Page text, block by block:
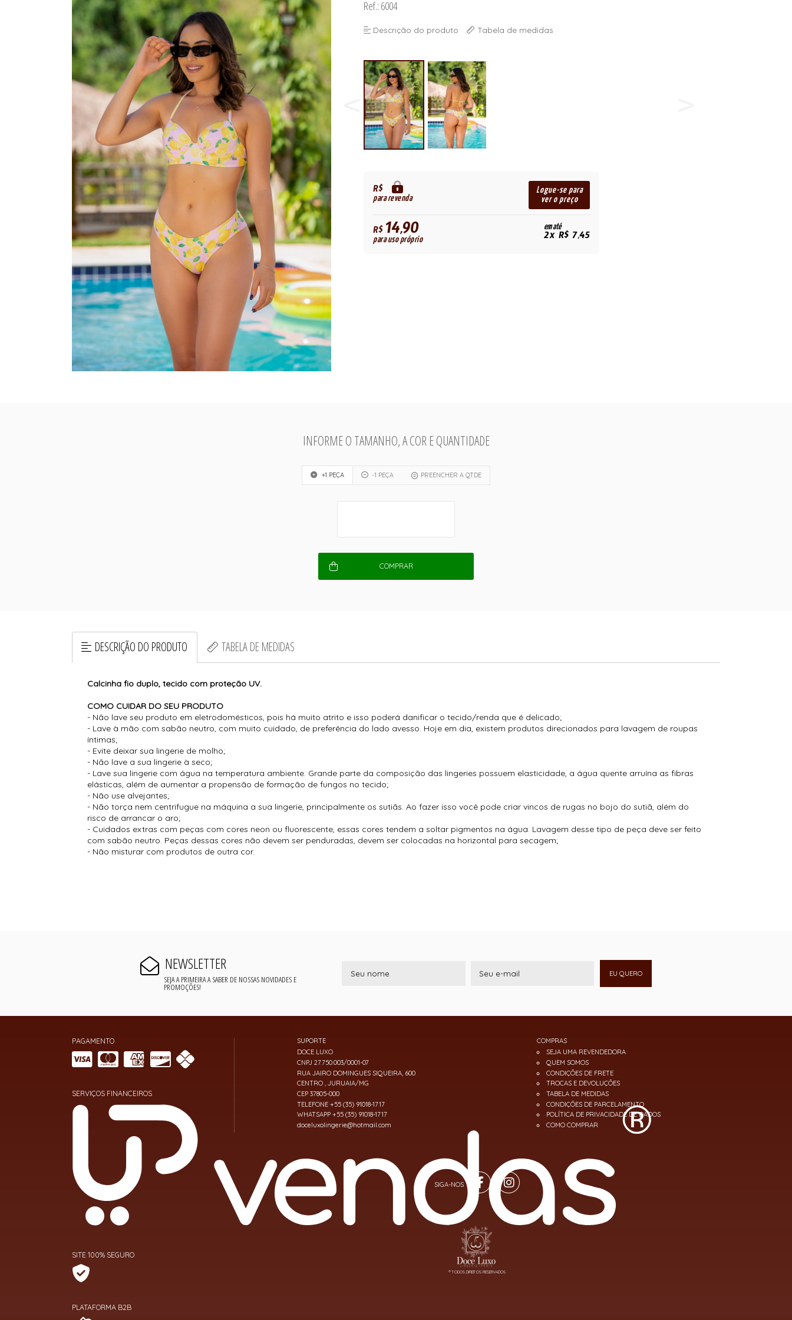
SAÍDA DE PRAIA
SOUTIEN
Ref.: 6004
Descrição do produto Tabela de medidas
R$
para revenda
Logue-se para
ver o preço
R$14,90
para uso próprio
em até
2x R$ 7,45
INFORME O TAMANHO, A COR E QUANTIDADE
+1 PEÇA -1 PEÇA PREENCHER A QTDE
COMPRAR
DESCRIÇÃO DO PRODUTO TABELA DE MEDIDAS
Calcinha fio duplo, tecido com proteção UV.
COMO CUIDAR DO SEU PRODUTO
- Não lave seu produto em eletrodomésticos, pois há muito atrito e isso poderá danificar o tecido/renda que é delicado;
- Lave à mão com sabão neutro, com muito cuidado, de preferência do lado avesso. Hoje em dia, existem produtos direcionados para lavagem de roupas
íntimas;
- Evite deixar sua lingerie de molho;
- Não lave a sua lingerie à seco;
- Lave sua lingerie com água na temperatura ambiente. Grande parte da composição das lingeries possuem elasticidade, a água quente arruína as fibras
elásticas, além de aumentar a propensão de formação de fungos no tecido;
- Não use alvejantes;
- Não torça nem centrifugue na máquina a sua lingerie, principalmente os sutiãs. Ao fazer isso você pode criar vincos de rugas no bojo do sutiã, além do
risco de arrancar o aro;
- Cuidados extras com peças com cores neon ou fluorescente, essas cores tendem a soltar pigmentos na água. Lavagem desse tipo de peça deve ser feito
com sabão neutro. Peças dessas cores não devem ser penduradas, devem ser colocadas na horizontal para secagem;
- Não misturar com produtos de outra cor.
NEWSLETTER
SEJA A PRIMEIRA A SABER DE NOSSAS NOVIDADES E
PROMOÇÕES!
EU QUERO
PAGAMENTO
SERVIÇOS FINANCEIROS
SITE 100% SEGURO
PLATAFORMA B2B
SUPORTE
DOCE LUXO
CNPJ 27.750.003/0001-07
RUA JAIRO DOMINGUES SIQUEIRA, 600
CENTRO , JURUAIA/MG
CEP 37805-000
TELEFONE +55 (35) 91018-1717
WHATSAPP +55 (35) 91018-1717
doceluxolingerie@hotmail.com
COMPRAS
SEJA UMA REVENDEDORA
QUEM SOMOS
CONDIÇÕES DE FRETE
TROCAS E DEVOLUÇÕES
TABELA DE MEDIDAS
CONDIÇÕES DE PARCELAMENTO
POLÍTICA DE PRIVACIDADE DE DADOS
COMO COMPRAR
® TODOS DIREITOS RESERVADOS